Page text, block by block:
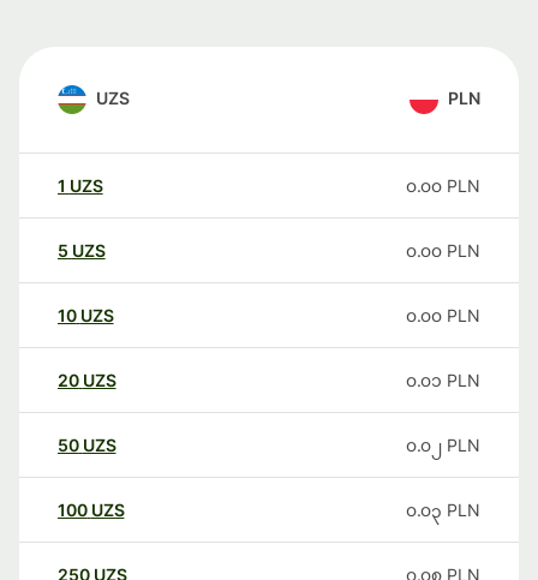
UZS PLN
1 UZS ၀.၀၀ PLN
5 UZS ၀.၀၀ PLN
10 UZS ၀.၀၀ PLN
20 UZS ၀.၀၁ PLN
50 UZS ၀.၀၂ PLN
100 UZS ၀.၀၃ PLN
250 UZS ၀.၀၈ PLN